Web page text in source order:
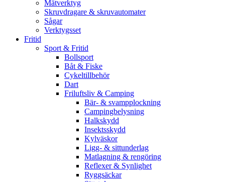
Mätverktyg
Skruvdragare & skruvautomater
Sågar
Verktygsset
Fritid
Sport & Fritid
Bollsport
Båt & Fiske
Cykeltillbehör
Dart
Friluftsliv & Camping
Bär- & svampplockning
Campingbelysning
Halkskydd
Insektsskydd
Kylväskor
Ligg- & sittunderlag
Matlagning & rengöring
Reflexer & Synlighet
Ryggsäckar